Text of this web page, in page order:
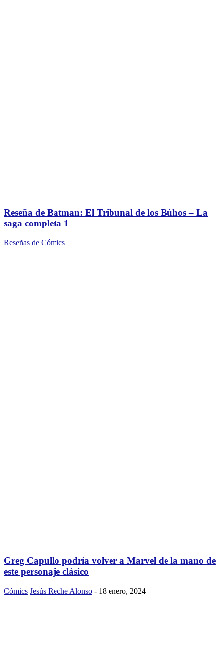
Reseña de Batman: El Tribunal de los Búhos – La
saga completa 1
Reseñas de Cómics
Greg Capullo podría volver a Marvel de la mano de
este personaje clásico
Cómics Jesús Reche Alonso - 18 enero, 2024